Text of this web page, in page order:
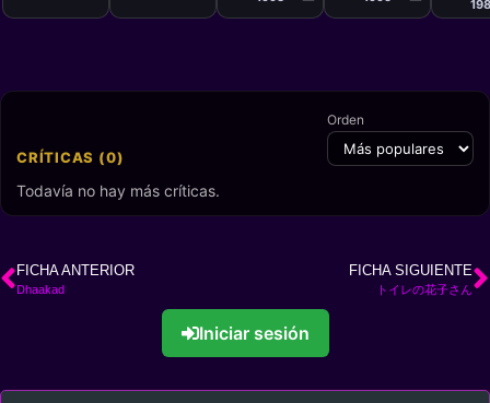
CRÍTICAS (0)
Orden
Todavía no hay más críticas.
FICHA ANTERIOR
Dhaakad
FICHA SIGUIENTE
トイレの花子さん
Iniciar sesión